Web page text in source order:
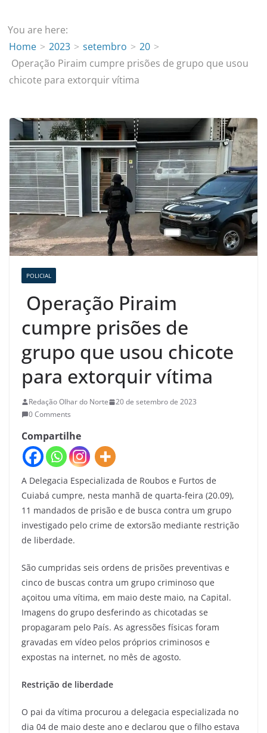
You are here:
Home
2023 setembro
20
Operação Piraim cumpre prisões de grupo que usou
chicote para extorquir vítima
POLICIAL
Operação Piraim
cumpre prisões de
grupo que usou chicote
para extorquir vítima
Redação Olhar do Norte
20 de setembro de 2023
0 Comments
Compartilhe
A Delegacia Especializada de Roubos e Furtos de
Cuiabá cumpre, nesta manhã de quarta-feira (20.09),
11 mandados de prisão e de busca contra um grupo
investigado pelo crime de extorsão mediante restrição
de liberdade.
São cumpridas seis ordens de prisões preventivas e
cinco de buscas contra um grupo criminoso que
açoitou uma vítima, em maio deste maio, na Capital.
Imagens do grupo desferindo as chicotadas se
propagaram pelo País. As agressões físicas foram
gravadas em vídeo pelos próprios criminosos e
expostas na internet, no mês de agosto.
Restrição de liberdade
O pai da vítima procurou a delegacia especializada no
dia 04 de maio deste ano e declarou que o filho estava